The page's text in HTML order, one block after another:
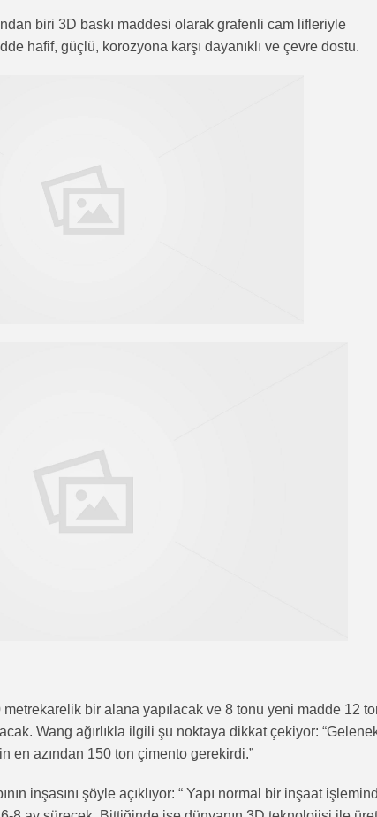
biri 3D baskı maddesi olarak grafenli cam lifleriyle
hafif, güçlü, korozyona karşı dayanıklı ve çevre dostu.
metrekarelik bir alana yapılacak ve 8 tonu yeni madde 12
Wang ağırlıkla ilgili şu noktaya dikkat çekiyor:
en azından 150 ton çimento gerekirdi.”
inşasını şöyle açıklıyor: “ Yapı normal bir inşaat